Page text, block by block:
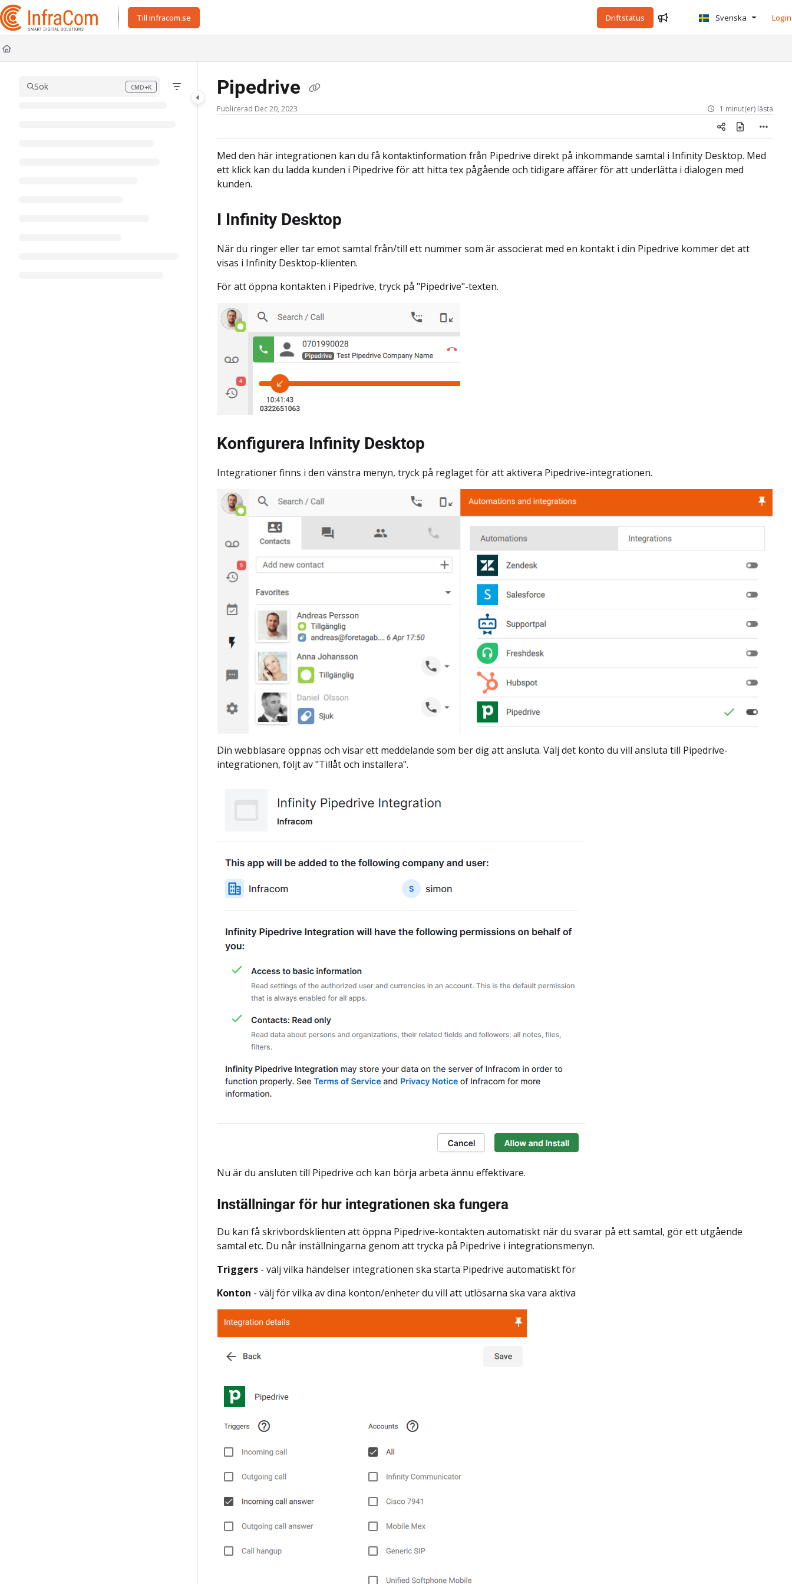
Documentation Index
Fetch the complete documentation index at:https://docs.icc.infracom.se/llms.txt
Use this file to discover all available pages before exploring further.
Till infracom.se Driftstatus Svenska Login
Sök CMD+K
Press CMD+K to open search Pipedrive
Publicerad Dec 20, 2023 1 minut(er) lästa
Med den här integrationen kan du få kontaktinformation från Pipedrive direkt på inkommande samtal i Infinity Desktop. Med
ett klick kan du ladda kunden i Pipedrive för att hitta tex pågående och tidigare affärer för att underlätta i dialogen med
kunden.
I Infinity Desktop
När du ringer eller tar emot samtal från/till ett nummer som är associerat med en kontakt i din Pipedrive kommer det att
visas i Infinity Desktop-klienten.
För att öppna kontakten i Pipedrive, tryck på "Pipedrive"-texten.
Konfigurera Infinity Desktop
Integrationer finns i den vänstra menyn, tryck på reglaget för att aktivera Pipedrive-integrationen.
Din webbläsare öppnas och visar ett meddelande som ber dig att ansluta. Välj det konto du vill ansluta till Pipedrive-
integrationen, följt av "Tillåt och installera".
Nu är du ansluten till Pipedrive och kan börja arbeta ännu effektivare.
Inställningar för hur integrationen ska fungera
Du kan få skrivbordsklienten att öppna Pipedrive-kontakten automatiskt när du svarar på ett samtal, gör ett utgående
samtal etc. Du når inställningarna genom att trycka på Pipedrive i integrationsmenyn.
Triggers - välj vilka händelser integrationen ska starta Pipedrive automatiskt för
Konton - välj för vilka av dina konton/enheter du vill att utlösarna ska vara aktiva